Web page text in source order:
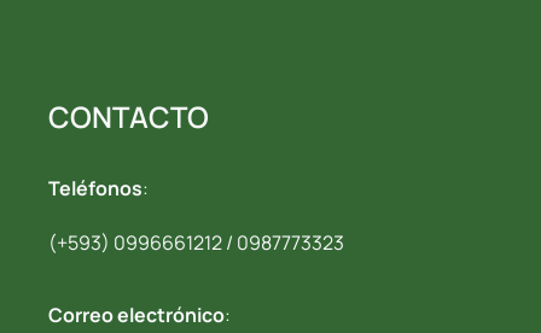
CONTACTO
Teléfonos:
(+593) 0996661212 / 0987773323
Correo electrónico: